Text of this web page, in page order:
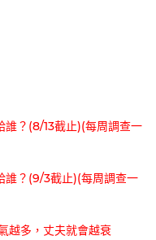
誰？(8/13截止)(每周調查一
誰？(9/3截止)(每周調查一
越多，丈夫就會越衰